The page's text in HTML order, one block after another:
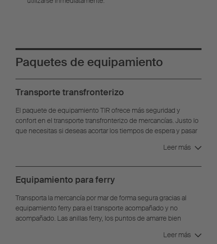
Paquetes de equipamiento
Transporte transfronterizo
El paquete de equipamiento TIR ofrece más seguridad y
confort en el transporte transfronterizo de mercancías. Justo lo
que necesitas si deseas acortar los tiempos de espera y pasar
Leer más
Equipamiento para ferry
Transporta la mercancía por mar de forma segura gracias al
equipamiento ferry para el transporte acompañado y no
acompañado. Las anillas ferry, los puntos de amarre bien
garantizan la seguridad y protección del vehículo y la mercancía
Leer más